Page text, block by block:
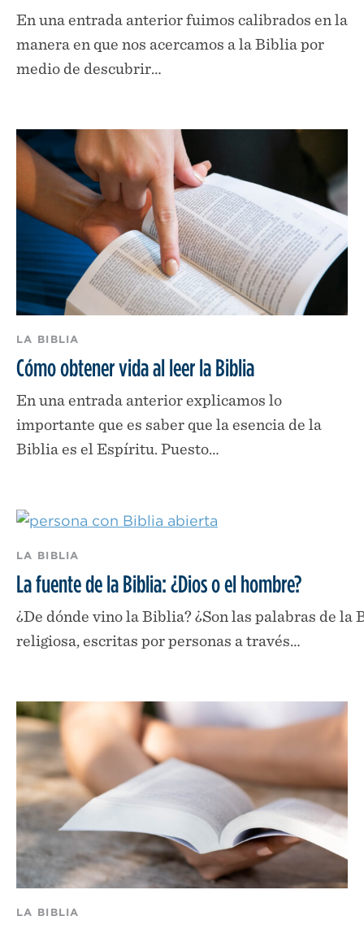
En una entrada anterior fuimos calibrados en la
manera en que nos acercamos a la Biblia por
medio de descubrir…
LA BIBLIA
Cómo obtener vida al leer la Biblia
En una entrada anterior explicamos lo
importante que es saber que la esencia de la
Biblia es el Espíritu. Puesto…
LA BIBLIA
La fuente de la Biblia: ¿Dios o el hombre?
¿De dónde vino la Biblia? ¿Son las palabras de
religiosa, escritas por personas a través…
LA BIBLIA